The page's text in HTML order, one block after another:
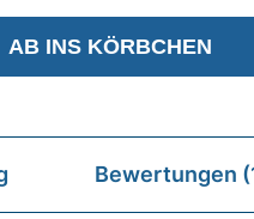
Bewertungen